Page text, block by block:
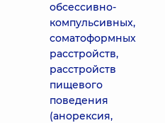
обсессивно-
компульсивных,
соматоформных
расстройств,
расстройств
пищевого
поведения
(анорексия,